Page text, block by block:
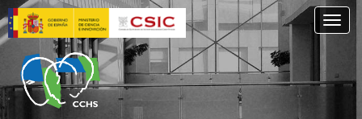
Pasar
al
contenido
principal